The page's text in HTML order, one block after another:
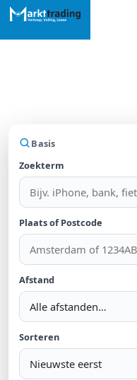
Basis
Zoekterm
Plaats of Postcode
Afstand
Alle afstanden…
Sorteren
Nieuwste eerst